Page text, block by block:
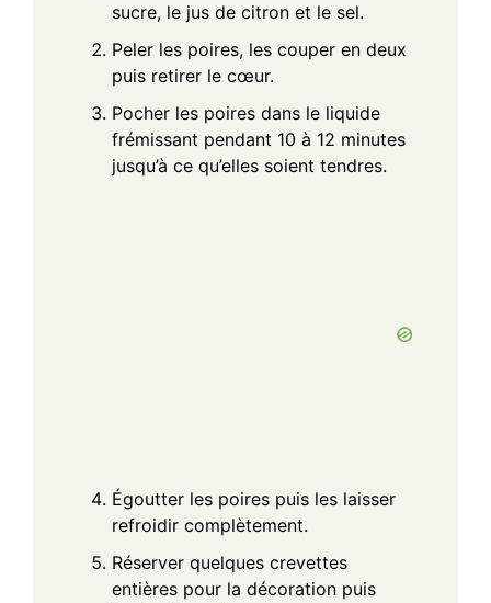
sucre, le jus de citron et le sel.
Peler les poires, les couper en deux
puis retirer le cœur.
Pocher les poires dans le liquide
frémissant pendant 10 à 12 minutes
jusqu’à ce qu’elles soient tendres.
Égoutter les poires puis les laisser
refroidir complètement.
Réserver quelques crevettes
entières pour la décoration puis